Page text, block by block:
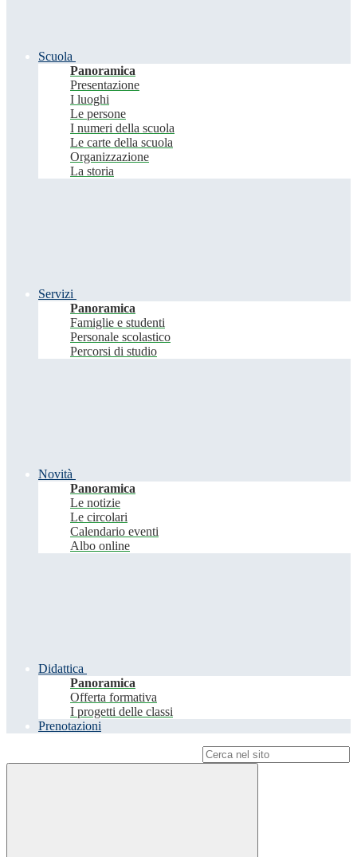
Scuola
Panoramica
Presentazione
I luoghi
Le persone
I numeri della scuola
Le carte della scuola
Organizzazione
La storia
Servizi
Panoramica
Famiglie e studenti
Personale scolastico
Percorsi di studio
Novità
Panoramica
Le notizie
Le circolari
Calendario eventi
Albo online
Didattica
Panoramica
Offerta formativa
I progetti delle classi
Prenotazioni